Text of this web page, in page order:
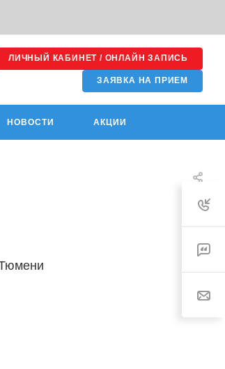
ЛИЧНЫЙ КАБИНЕТ / ОНЛАЙН ЗАПИСЬ
ЗАЯВКА НА ПРИЕМ
НОВОСТИ АКЦИИ